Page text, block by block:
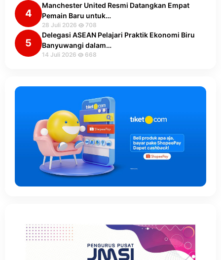
4
Manchester United Resmi Datangkan Empat
Pemain Baru untuk…
28 Juli 2026 708
5
Delegasi ASEAN Pelajari Praktik Ekonomi Biru
Banyuwangi dalam…
14 Juli 2026 668